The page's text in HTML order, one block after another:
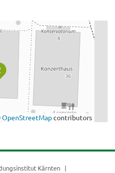
OpenStreetMapcontributors
Kärnten